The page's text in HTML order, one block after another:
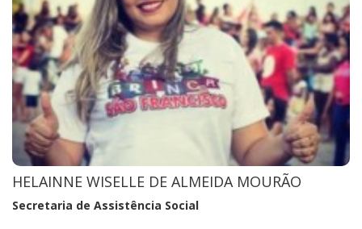
HELAINNE WISELLE DE ALMEIDA MOURÃO
Secretaria de Assistência Social